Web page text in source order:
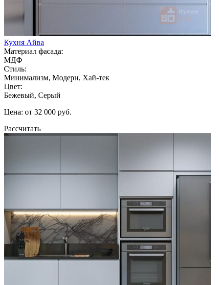
Кухня Айва
Материал фасада:
МДФ
Стиль:
Минимализм, Модерн, Хай-тек
Цвет:
Бежевый, Серый
Цена: от 32 000 руб.
Рассчитать